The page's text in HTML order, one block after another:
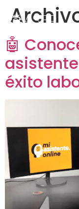
🤖
éxito